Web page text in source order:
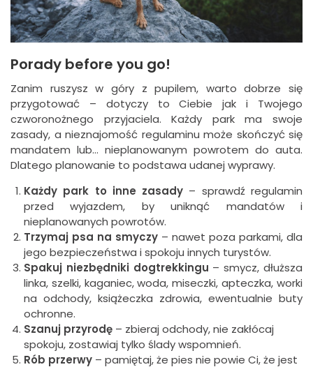
Porady before you go!
Zanim ruszysz w góry z pupilem, warto dobrze się
przygotować – dotyczy to Ciebie jak i Twojego
czworonożnego przyjaciela. Każdy park ma swoje
zasady, a nieznajomość regulaminu może skończyć się
mandatem lub… nieplanowanym powrotem do auta.
Dlatego planowanie to podstawa udanej wyprawy.
Każdy park to inne zasady – sprawdź regulamin
przed wyjazdem, by uniknąć mandatów i
nieplanowanych powrotów.
Trzymaj psa na smyczy – nawet poza parkami, dla
jego bezpieczeństwa i spokoju innych turystów.
Spakuj niezbędniki dogtrekkingu – smycz, dłuższa
linka, szelki, kaganiec, woda, miseczki, apteczka, worki
na odchody, książeczka zdrowia, ewentualnie buty
ochronne.
Szanuj przyrodę – zbieraj odchody, nie zakłócaj
spokoju, zostawiaj tylko ślady wspomnień.
Rób przerwy – pamiętaj, że pies nie powie Ci, że jest